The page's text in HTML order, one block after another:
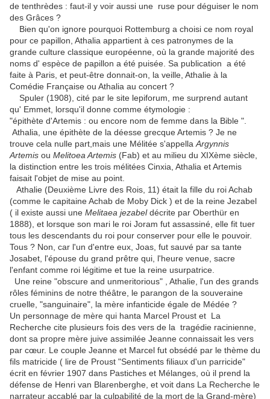
de tenthrèdes : faut-il y voir aussi une ruse pour déguiser le nom
des Grâces ?
Bien qu'on ignore pourquoi Rottemburg a choisi ce nom royal
pour ce papillon, Athalia appartient à ces patronymes de la
grande culture classique européenne, où la grande majorité des
noms d' espèce de papillon a été puisée. Sa publication a été
faite à Paris, et peut-être donnait-on, la veille, Athalie à la
Comédie Française ou Athalia au concert ?
Spuler (1908), cité par le site lepiforum, me surprend autant
qu' Emmet, lorsqu'il donne comme étymologie :
"épithète d'Artemis : ou encore nom de femme dans la Bible ".
Athalia, une épithète de la déesse grecque Artemis ? Je ne
trouve cela nulle part,mais une Mélitée s'appella Argynnis
Artemis ou Melitoea Artemis (Fab) et au milieu du XIXème siècle,
la distinction entre les trois mélitées Cinxia, Athalia et Artemis
faisait l'objet de mise au point.
Athalie (Deuxième Livre des Rois, 11) était la fille du roi Achab
(comme le capitaine Achab de Moby Dick ) et de la reine Jezabel
( il existe aussi une Melitaea jezabeldécrite par Oberthür en
1888), et lorsque son mari le roi Joram fut assassiné, elle fit tuer
tous les descendants du roi pour conserver pour elle le pouvoir.
Tous ? Non, car l'un d'entre eux, Joas, fut sauvé par sa tante
Josabet, l'épouse du grand prêtre qui, l'heure venue, sacre
l'enfant comme roi légitime et tue la reine usurpatrice.
Une reine "obscure and unmeritorious" , Athalie, l'un des grands
rôles féminins de notre théâtre, le parangon de la souveraine
cruelle, "sanguinaire", la mère infanticide égale de Médée ?
Un personnage de mère qui hanta Marcel Proust et La
Recherche cite plusieurs fois des vers de la tragédie racinienne,
dont sa propre mère juive assimilée Jeanne connaissait les vers
par cœur. Le couple Jeanne et Marcel fut obsédé par le thème du
fils matricide ( lire de Proust "Sentiments filiaux d'un parricide"
écrit en février 1907 dans Pastiches et Mélanges, où il prend la
défense de Henri van Blarenberghe, et voit dans La Recherche le
narrateur accablé par la culpabilité de la mort de la Grand-mère)